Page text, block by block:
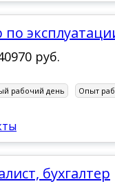
по
руб.
рабочий день Опыт
бухгалтер